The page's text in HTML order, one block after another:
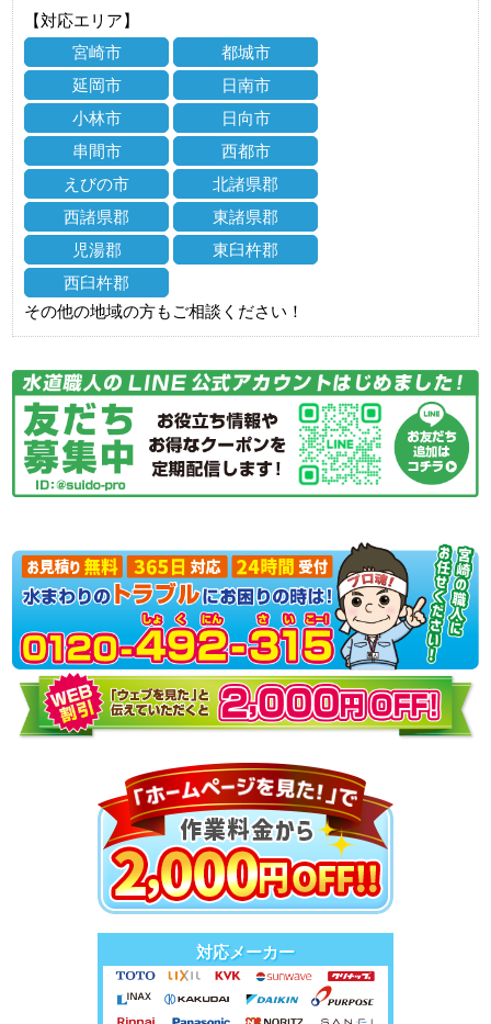
【対応エリア】
宮崎市
都城市
延岡市
日南市
小林市
日向市
串間市
西都市
えびの市
北諸県郡
西諸県郡
東諸県郡
児湯郡
東臼杵郡
西臼杵郡
その他の地域の方もご相談ください！
対応メーカー